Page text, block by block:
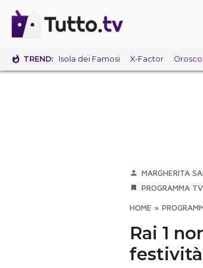
TREND: Isola dei Famosi X-Factor
MARGHERITA
PROGRAMMA TV
HOME »
Rai 1